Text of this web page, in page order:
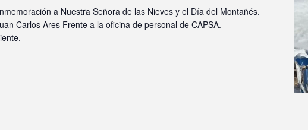
a Nuestra Señora de las Nieves y el Día del Montañés.
Carlos Ares Frente a la oficina de personal de CAPSA.